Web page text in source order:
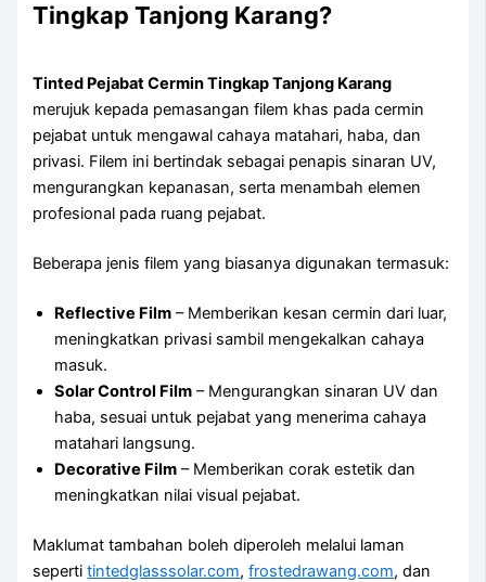
Tingkap Tanjong Karang?
Tinted Pejabat Cermin Tingkap Tanjong Karang
merujuk kepada pemasangan filem khas pada cermin
pejabat untuk mengawal cahaya matahari, haba, dan
privasi. Filem ini bertindak sebagai penapis sinaran UV,
mengurangkan kepanasan, serta menambah elemen
profesional pada ruang pejabat.
Beberapa jenis filem yang biasanya digunakan termasuk:
Reflective Film – Memberikan kesan cermin dari luar,
meningkatkan privasi sambil mengekalkan cahaya
masuk.
Solar Control Film – Mengurangkan sinaran UV dan
haba, sesuai untuk pejabat yang menerima cahaya
matahari langsung.
Decorative Film – Memberikan corak estetik dan
meningkatkan nilai visual pejabat.
Maklumat tambahan boleh diperoleh melalui laman
sepertitintedglasssolar.com,frostedrawang.com, dan